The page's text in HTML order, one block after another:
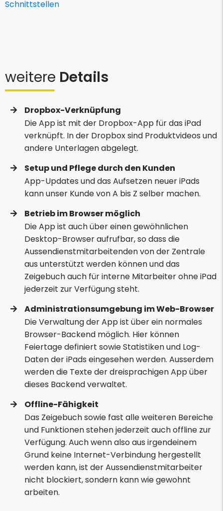
Schnittstellen
weitere Details
Dropbox-Verknüpfung
Die App ist mit der Dropbox-App für das iPad
verknüpft. In der Dropbox sind Produktvideos und
andere Unterlagen abgelegt.
Setup und Pflege durch den Kunden
App-Updates und das Aufsetzen neuer iPads
kann unser Kunde von A bis Z selber machen.
Betrieb im Browser möglich
Die App ist auch über einen gewöhnlichen
Desktop-Browser aufrufbar, so dass die
Aussendienstmitarbeitenden von der Zentrale
aus unterstützt werden können und das
Zeigebuch auch für interne Mitarbeiter ohne iPad
jederzeit zur Verfügung steht.
Administrationsumgebung im Web-Browser
Die Verwaltung der App ist über ein normales
Browser-Backend möglich. Hier können
Feiertage definiert sowie Statistiken und Log-
Daten der iPads eingesehen werden. Ausserdem
werden die Texte der dreisprachigen App über
dieses Backend verwaltet.
Offline-Fähigkeit
Das Zeigebuch sowie fast alle weiteren Bereiche
und Funktionen stehen jederzeit auch offline zur
Verfügung. Auch wenn also aus irgendeinem
Grund keine Internet-Verbindung hergestellt
werden kann, ist der Aussendienstmitarbeiter
nicht blockiert, sondern kann wie gewohnt
arbeiten.